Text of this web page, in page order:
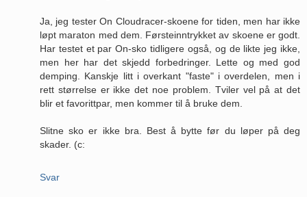
Ja, jeg tester On Cloudracer-skoene for tiden, men har ikke
løpt maraton med dem. Førsteinntrykket av skoene er godt.
Har testet et par On-sko tidligere også, og de likte jeg ikke,
men her har det skjedd forbedringer. Lette og med god
demping. Kanskje litt i overkant "faste" i overdelen, men i
rett størrelse er ikke det noe problem. Tviler vel på at det
blir et favorittpar, men kommer til å bruke dem.
Slitne sko er ikke bra. Best å bytte før du løper på deg
skader. (c:
Svar